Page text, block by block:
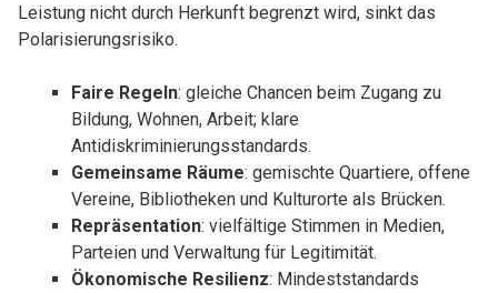
Leistung nicht durch Herkunft begrenzt wird, sinkt das
Polarisierungsrisiko.
Faire Regeln: gleiche Chancen beim Zugang zu
Bildung, Wohnen, Arbeit; klare
Antidiskriminierungsstandards.
Gemeinsame Räume: gemischte Quartiere, offene
Vereine, Bibliotheken und Kulturorte als Brücken.
Repräsentation: vielfältige Stimmen in Medien,
Parteien und Verwaltung für Legitimität.
Ökonomische Resilienz: Mindeststandards